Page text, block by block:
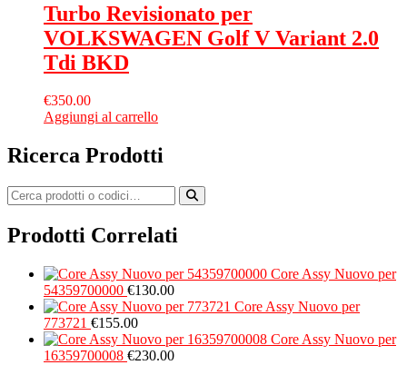
Turbo Revisionato per
VOLKSWAGEN Golf V Variant 2.0
Tdi BKD
€350.00
Aggiungi al carrello
Ricerca Prodotti
Prodotti Correlati
Core Assy Nuovo per
54359700000 €130.00
Core Assy Nuovo per
773721 €155.00
Core Assy Nuovo per
16359700008 €230.00